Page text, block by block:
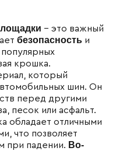
- это важный
безопасность и
крошка.
который
шин. Он
перед другими
песок или асфальт.
обладает отличными
что позволяет
при падении. Во-